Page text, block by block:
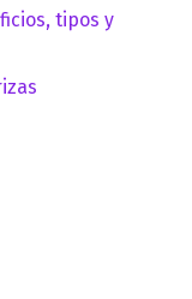
tipos y